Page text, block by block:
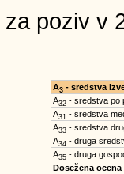
za poziv v
A3- sredstva
A32- sredstva po
A31 - sredstva
A33- sredstva
A34 - druga
A35- druga
Dosežena ocena